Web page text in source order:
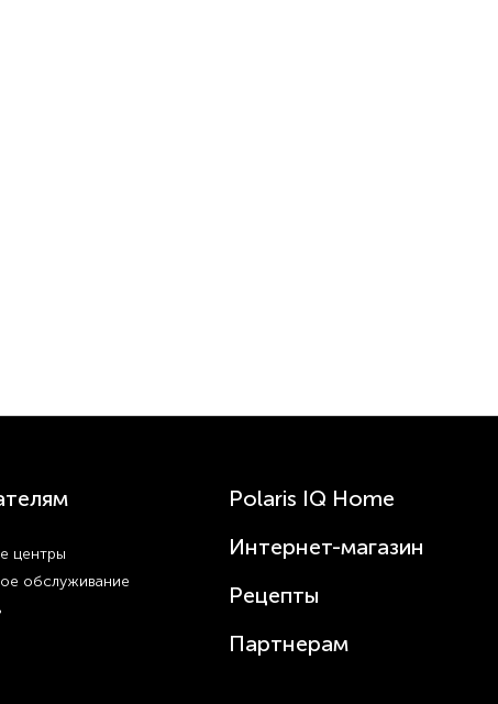
центры
обслуживание
Polaris IQ Home
Интернет-магазин
Рецепты
Партнерам